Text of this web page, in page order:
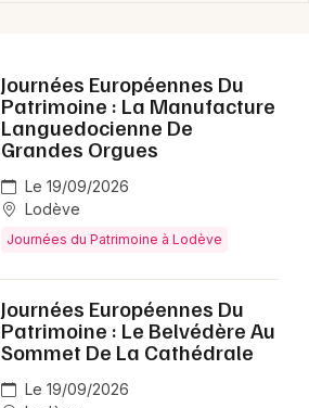
Journées Européennes Du
Patrimoine : La Manufacture
Languedocienne De
Grandes Orgues
Le 19/09/2026
Lodève
Journées du Patrimoine à Lodève
Journées Européennes Du
Patrimoine : Le Belvédère Au
Sommet De La Cathédrale
Le 19/09/2026